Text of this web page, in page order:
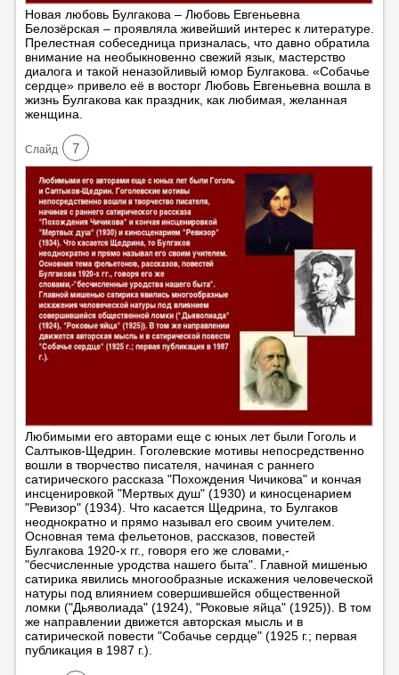
Новая любовь Булгакова – Любовь Евгеньевна
Белозёрская – проявляла живейший интерес к литературе.
Прелестная собеседница призналась, что давно обратила
внимание на необыкновенно свежий язык, мастерство
диалога и такой неназойливый юмор Булгакова. «Собачье
сердце» привело её в восторг Любовь Евгеньевна вошла в
жизнь Булгакова как праздник, как любимая, желанная
женщина.
Cлайд 7
Любимыми его авторами еще с юных лет были Гоголь и
Салтыков-Щедрин. Гоголевские мотивы непосредственно
вошли в творчество писателя, начиная с раннего
сатирического рассказа "Похождения Чичикова" и кончая
инсценировкой "Мертвых душ" (1930) и киносценарием
"Ревизор" (1934). Что касается Щедрина, то Булгаков
неоднократно и прямо называл его своим учителем.
Основная тема фельетонов, рассказов, повестей
Булгакова 1920-х гг., говоря его же словами,-
"бесчисленные уродства нашего быта". Главной мишенью
сатирика явились многообразные искажения человеческой
натуры под влиянием совершившейся общественной
ломки ("Дьяволиада" (1924), "Роковые яйца" (1925)). В том
же направлении движется авторская мысль и в
сатирической повести "Собачье сердце" (1925 г.; первая
публикация в 1987 г.).